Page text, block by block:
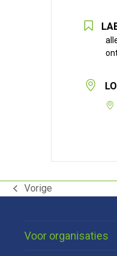
previous
Vorige
Voor organisaties